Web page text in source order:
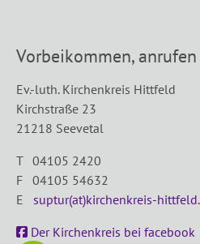
Vorbeikommen,
Ev.-luth. Kirchenkreis Hittfeld
Kirchstraße 23
21218 Seevetal
T 04105 2420
F 04105 54632
E suptur(at)kirchenkreis-
Der Kirchenkreis bei facebook